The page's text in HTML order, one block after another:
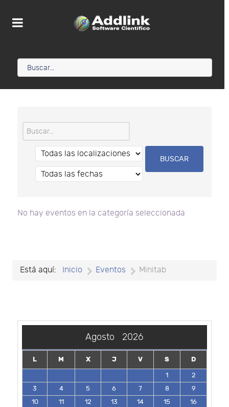
No hay eventos en la categoría seleccionada
Está aquí: Inicio Eventos Minitab
Agosto 2026
L M X J V S
D
1
2
3
4 5 6 7 8
9
10
11 12 13 14 15
16